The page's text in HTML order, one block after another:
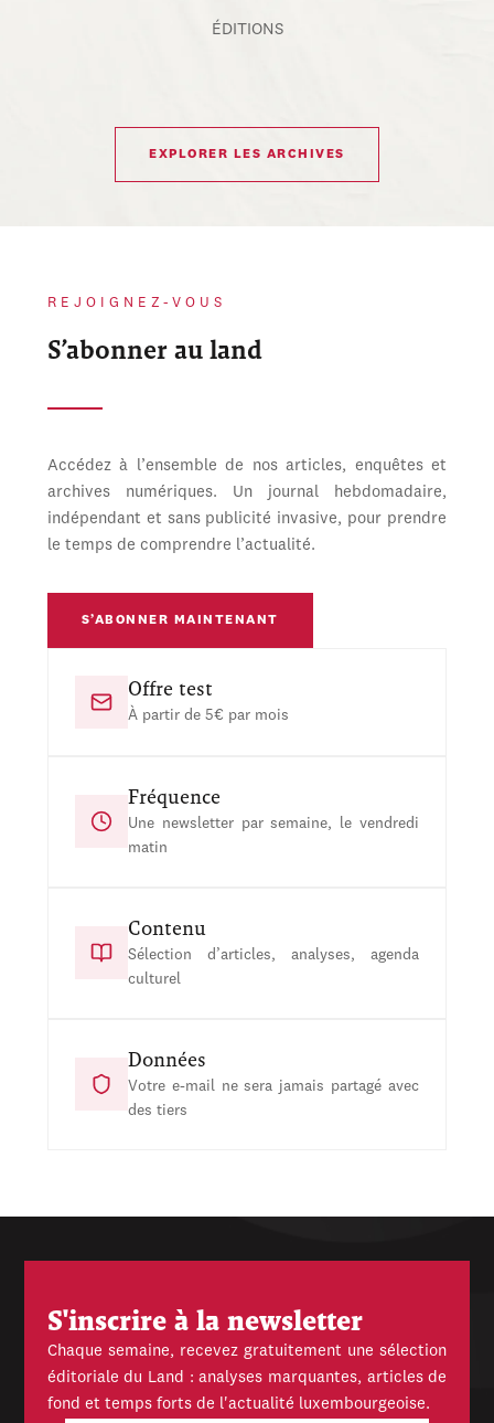
ÉDITIONS
EXPLORER LES ARCHIVES
REJOIGNEZ-VOUS
S’abonner au land
Accédez à l’ensemble de nos articles, enquêtes et
archives numériques. Un journal hebdomadaire,
indépendant et sans publicité invasive, pour prendre
le temps de comprendre l’actualité.
S’ABONNER MAINTENANT
Offre test
À partir de 5€ par mois
Fréquence
Une newsletter par semaine, le vendredi
matin
Contenu
Sélection d’articles, analyses, agenda
culturel
Données
Votre e-mail ne sera jamais partagé avec
des tiers
S'inscrire à la newsletter
Chaque semaine, recevez gratuitement une sélection
éditoriale du Land : analyses marquantes, articles de
fond et temps forts de l'actualité luxembourgeoise.